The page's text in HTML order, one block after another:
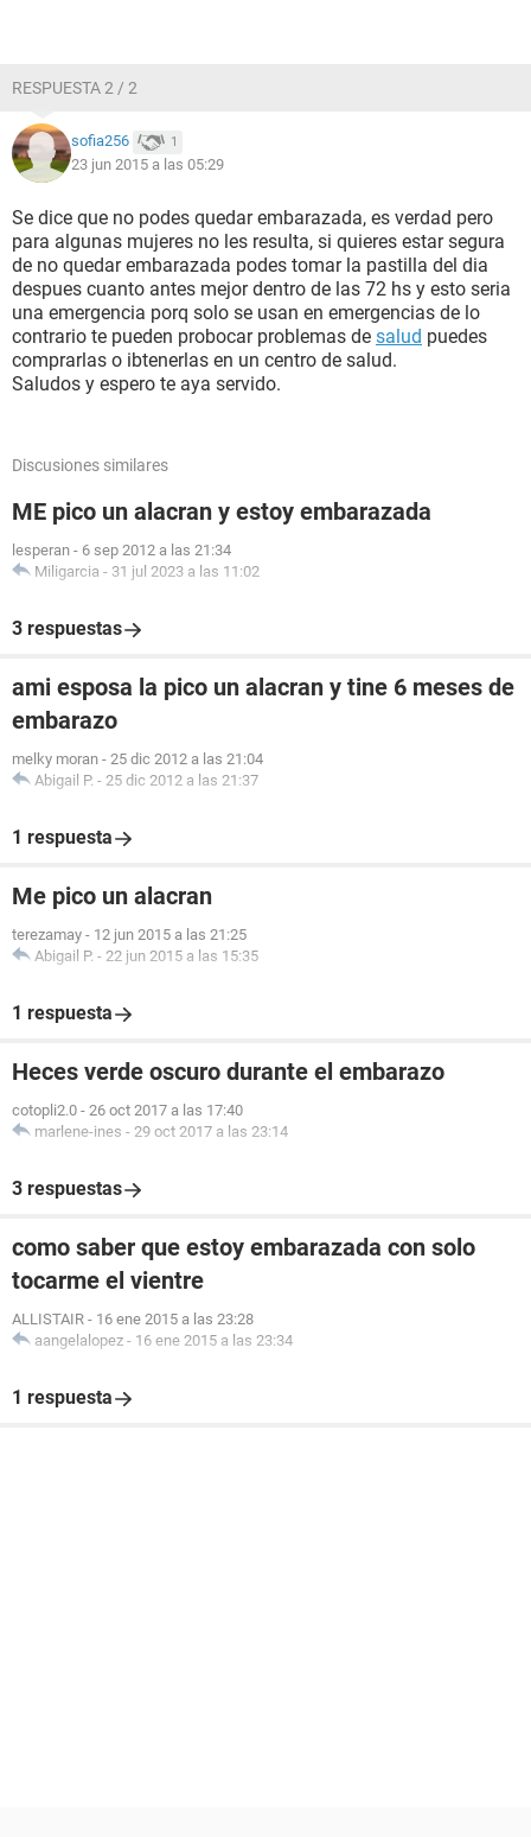
RESPUESTA 2 / 2
sofia256 1
23 jun 2015 a las 05:29
Se dice que no podes quedar embarazada, es verdad pero
para algunas mujeres no les resulta, si quieres estar segura
de no quedar embarazada podes tomar la pastilla del dia
despues cuanto antes mejor dentro de las 72 hs y esto seria
una emergencia porq solo se usan en emergencias de lo
contrario te pueden probocar problemas de salud puedes
comprarlas o ibtenerlas en un centro de salud.
Saludos y espero te aya servido.
Discusiones similares
ME pico un alacran y estoy embarazada
lesperan - 6 sep 2012 a las 21:34
Miligarcia - 31 jul 2023 a las 11:02
3 respuestas
ami esposa la pico un alacran y tine 6 meses de
embarazo
melky moran - 25 dic 2012 a las 21:04
Abigail P. - 25 dic 2012 a las 21:37
1 respuesta
Me pico un alacran
terezamay - 12 jun 2015 a las 21:25
Abigail P. - 22 jun 2015 a las 15:35
1 respuesta
Heces verde oscuro durante el embarazo
cotopli2.0 - 26 oct 2017 a las 17:40
marlene-ines - 29 oct 2017 a las 23:14
3 respuestas
como saber que estoy embarazada con solo
tocarme el vientre
ALLISTAIR - 16 ene 2015 a las 23:28
aangelalopez - 16 ene 2015 a las 23:34
1 respuesta